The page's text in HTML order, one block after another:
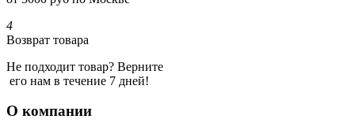
4
Возврат товара
Не подходит товар? Верните
его нам в течение 7 дней!
О компании